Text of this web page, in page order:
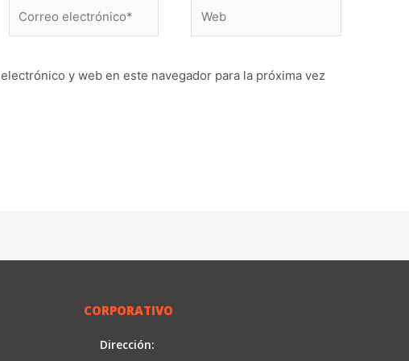
electrónico*
y web en este navegador para la próxima vez
CORPORATIVO
Dirección: